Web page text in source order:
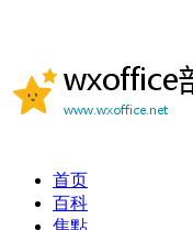
首页
百科
焦點